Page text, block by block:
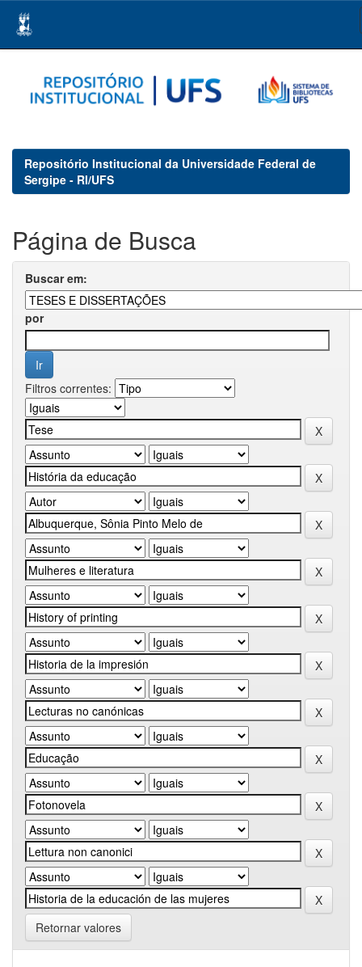
navigation
Repositório Institucional da Universidade Federal de
Sergipe - RI/UFS
Página de Busca
Buscar em:
por
Filtros correntes:
Retornar valores